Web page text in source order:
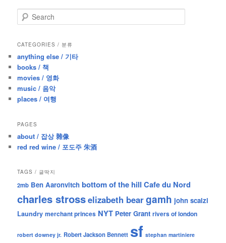
e
r
h
CATEGORIES / 분류
anything else / 기타
books / 책
movies / 영화
music / 음악
places / 여행
PAGES
about / 잡상 雜像
red red wine / 포도주 朱酒
TAGS / 글딱지
2mb Ben Aaronvitch bottom of the hill Cafe du Nord
charles strosselizabeth beargamh john scalzi
Laundry merchant princes NYT Peter Grant rivers of london
robert downey jr. Robert Jackson Bennett sf stephan martiniere